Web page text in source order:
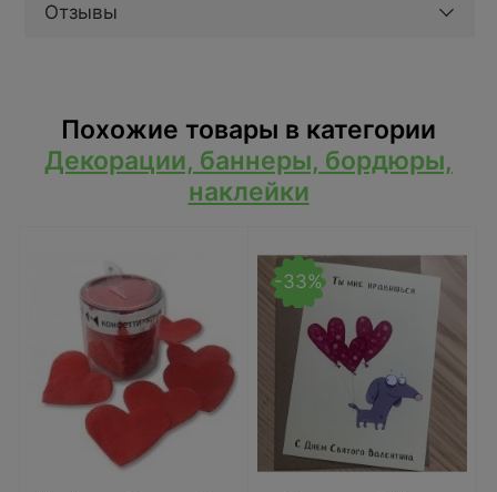
Отзывы
Похожие товары в категории
Декорации, баннеры, бордюры,
наклейки
-33%